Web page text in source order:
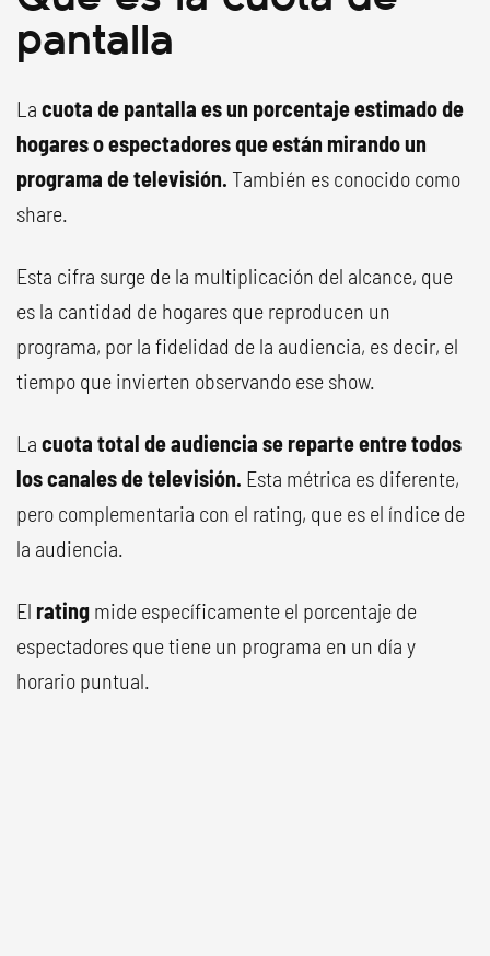
pantalla
La cuota de pantalla es un porcentaje estimado de
hogares o espectadores que están mirando un
programa de televisión. También es conocido como
share.
Esta cifra surge de la multiplicación del alcance, que
es la cantidad de hogares que reproducen un
programa, por la fidelidad de la audiencia, es decir, el
tiempo que invierten observando ese show.
La cuota total de audiencia se reparte entre todos
los canales de televisión. Esta métrica es diferente,
pero complementaria con el rating, que es el índice de
la audiencia.
El rating mide específicamente el porcentaje de
espectadores que tiene un programa en un día y
horario puntual.